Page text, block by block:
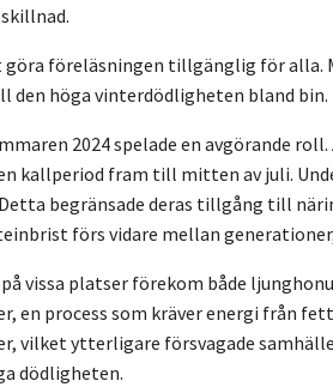
föreläsningen tillgänglig för alla.
den höga vinterdödligheten bland bin.
2024 spelade en avgörande
kallperiod fram till mitten av juli.
begränsade deras tillgång till
förs vidare mellan
vissa platser förekom både
en process som kräver energi från
vilket ytterligare försvagade
dödligheten.